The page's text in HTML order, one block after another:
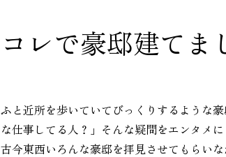
コレで豪邸建てま
ふと近所を歩いていてびっくりするような
な仕事してる人？」そんな疑問をエンタメに
古今東西いろんな豪邸を拝見させてもらい